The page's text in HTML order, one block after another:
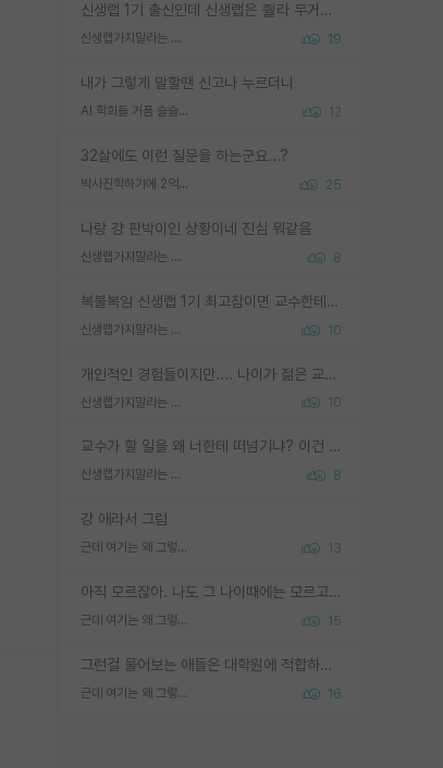
신생랩 1기 출신인데 신생랩은 줠라 무거운 바벨 같은거임. 들면 대박인데 못들면 깔려 죽음. 아무도 알려주지 않는 환경에서 자생해야하지만, 일단 살아남았다면 그 어떤 사람보다 악착같고 생존력 높은 사람으로 거듭날 수 있음
신생랩가지말라는 이유가 있었구나 19
내가 그렇게 말할땐 신고나 누르더니
AI 학회들 거품 슬슬 지적이 나오네요 12
32살에도 이런 질문을 하는군요...?
박사진학하기에 2억은 괜찮은 (?) 정도의 경제력인가요 25
나랑 걍 판박이인 상황이네 진심 뭐같음
신생랩가지말라는 이유가 있었구나 8
복불복임 신생랩 1기 최고참이면 교수한테 직접 지도받는 시간이 매우 많음 제대로 된 교수라면 말이지 그게 아니라면 그냥 넌 해방 불가능한 노예 1호에 감점쓰레기통이 되는거고
신생랩가지말라는 이유가 있었구나 10
개인적인 경험들이지만.... 나이가 젊은 교수일수록 꼰대라는 가면을 쓴 채로 무례함을 행동하는 경우가 거의 90% 정도였음. 나이가 어린데 다른 또래들과 달리 명예, 권력, 재력까지 얻었으니 세상 다 가진 기분이겠지. 오히러 나이 든 교수들이 행동과 말을 더 조심하시더라.
신생랩가지말라는 이유가 있었구나 10
교수가 할 일을 왜 너한테 떠넘기냐? 이건 교수가 제대로 잘 알지 못하는 경우일텐데...
신생랩가지말라는 이유가 있었구나 8
걍 애라서 그럼
근데 여기는 왜 그렇게 SPK를 물어보는거임? 13
아직 모르잖아. 나도 그 나이때에는 모르고 평가 받고 안심하고 싶었어.
근데 여기는 왜 그렇게 SPK를 물어보는거임? 15
그런걸 물어보는 애들은 대학원에 적합하지 않다
근데 여기는 왜 그렇게 SPK를 물어보는거임? 16